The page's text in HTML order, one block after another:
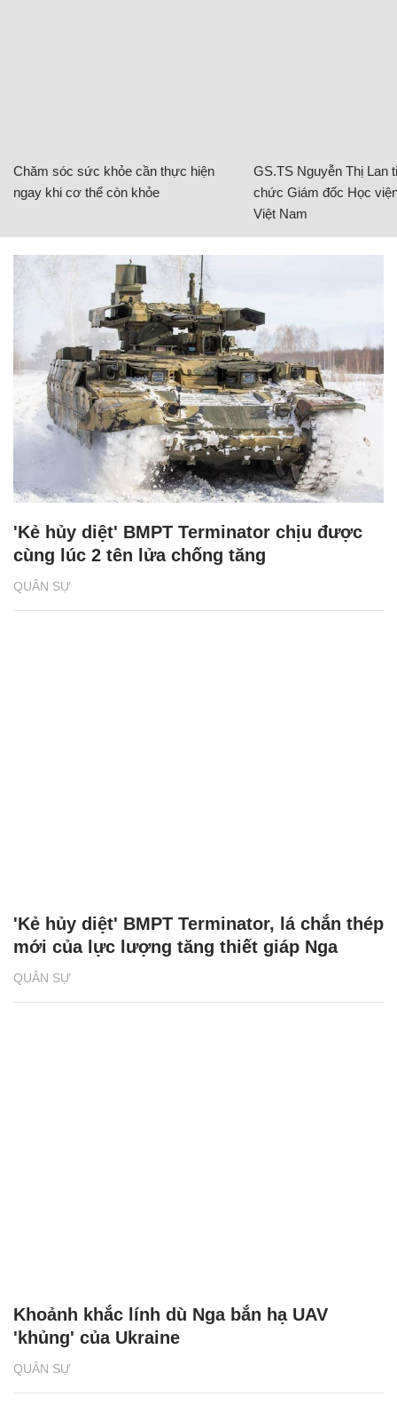
Chăm sóc sức khỏe cần thực hiện
ngay khi cơ thể còn khỏe
GS.TS Nguyễn Thị Lan
chức Giám đốc Học
Việt Nam
QUÂN SỰ
'Kẻ hủy diệt' BMPT Terminator chịu được
cùng lúc 2 tên lửa chống tăng
QUÂN SỰ
'Kẻ hủy diệt' BMPT Terminator, lá chắn thép
mới của lực lượng tăng thiết giáp Nga
QUÂN SỰ
Khoảnh khắc lính dù Nga bắn hạ UAV
'khủng' của Ukraine